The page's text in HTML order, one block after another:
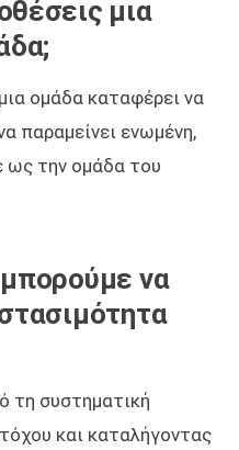
μια
ομάδα καταφέρει να
παραμείνει ενωμένη,
ως την ομάδα του
να
τη συστηματική
και καταλήγοντας